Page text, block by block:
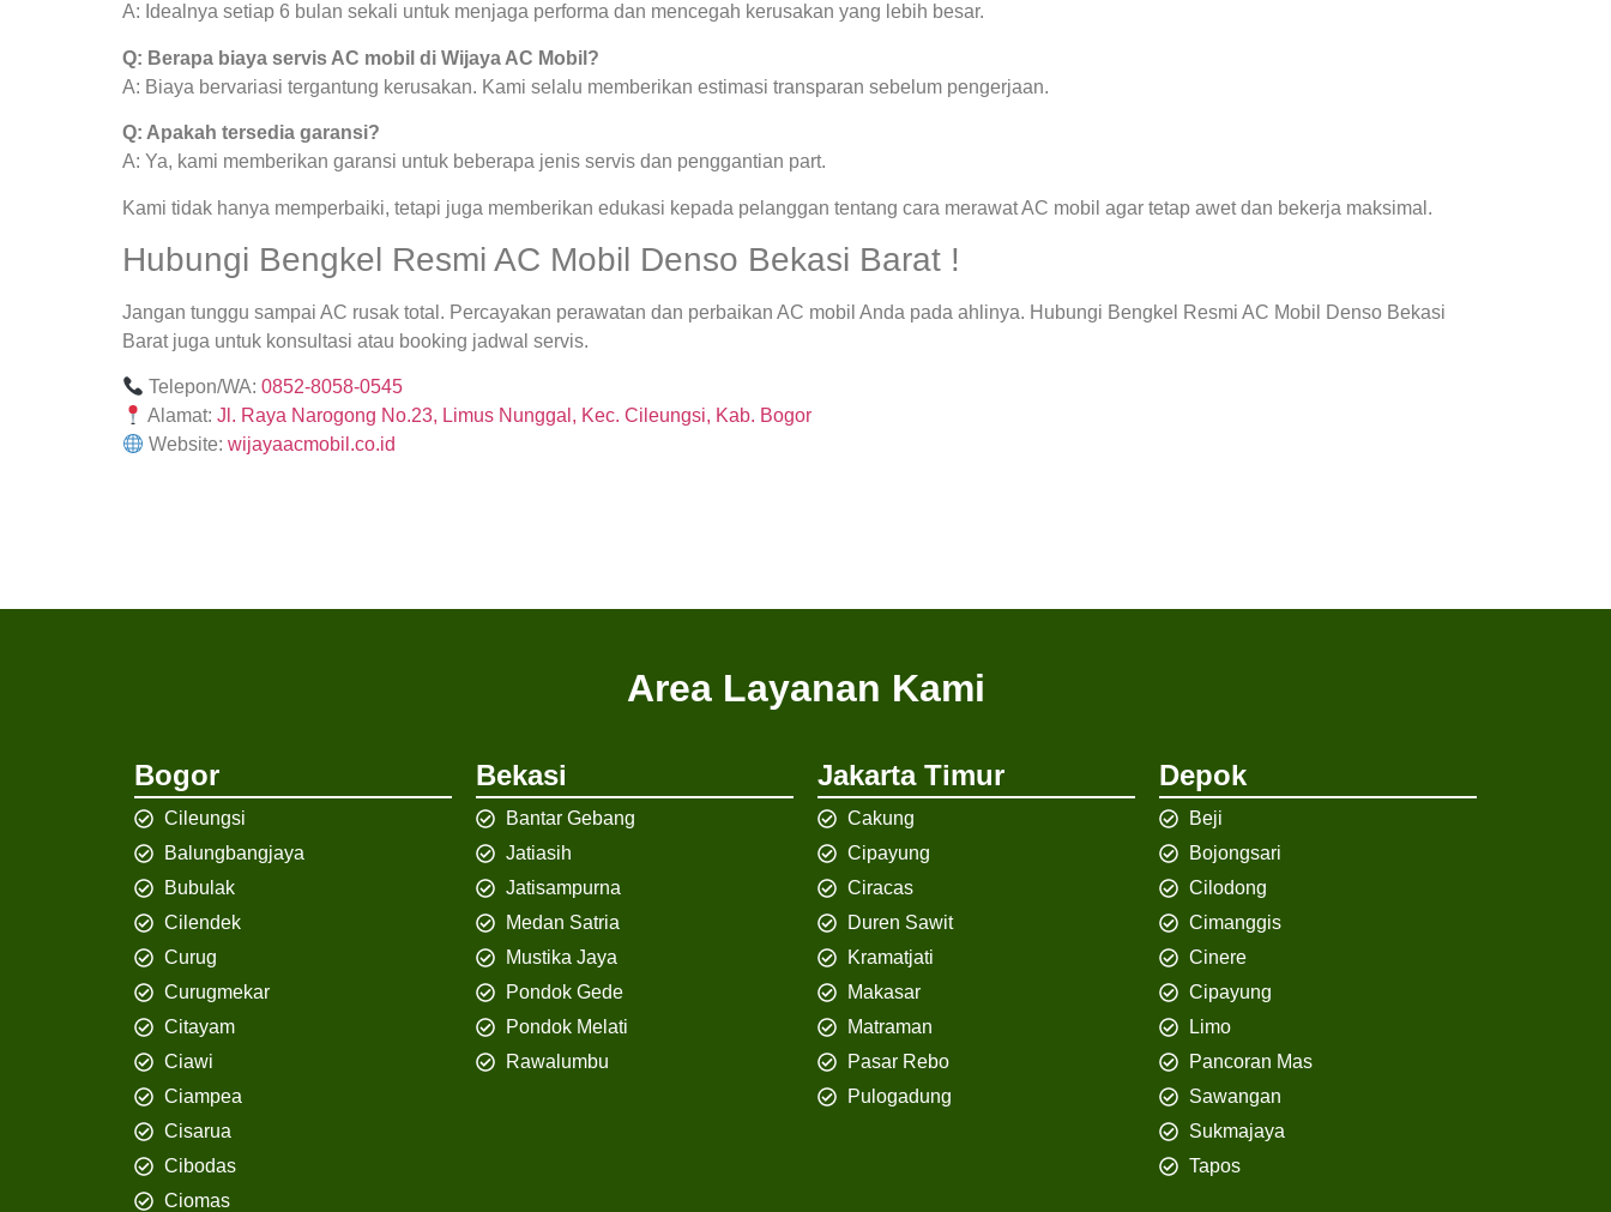
A: Idealnya setiap 6 bulan sekali untuk menjaga performa dan mencegah kerusakan yang lebih besar.
Q: Berapa biaya servis AC mobil di Wijaya AC Mobil?
A: Biaya bervariasi tergantung kerusakan. Kami selalu memberikan estimasi transparan sebelum pengerjaan.
Q: Apakah tersedia garansi?
A: Ya, kami memberikan garansi untuk beberapa jenis servis dan penggantian part.
Kami tidak hanya memperbaiki, tetapi juga memberikan edukasi kepada pelanggan tentang cara merawat AC mobil agar tetap awet dan bekerja maksimal.
Hubungi Bengkel Resmi AC Mobil Denso Bekasi Barat !
Jangan tunggu sampai AC rusak total. Percayakan perawatan dan perbaikan AC mobil Anda pada ahlinya. Hubungi Bengkel Resmi AC Mobil Denso Bekasi
Barat juga untuk konsultasi atau booking jadwal servis.
Telepon/WA:0852-8058-0545
Alamat:Jl. Raya Narogong No.23, Limus Nunggal, Kec. Cileungsi, Kab. Bogor
Website:wijayaacmobil.co.id
Area Layanan Kami
Bogor
Cileungsi
Balungbangjaya
Bubulak
Cilendek
Curug
Curugmekar
Citayam
Ciawi
Ciampea
Cisarua
Cibodas
Ciomas
Bekasi
Bantar Gebang
Jatiasih
Jatisampurna
Medan Satria
Mustika Jaya
Pondok Gede
Pondok Melati
Rawalumbu
Jakarta Timur
Cakung
Cipayung
Ciracas
Duren Sawit
Kramatjati
Makasar
Matraman
Pasar Rebo
Pulogadung
Depok
Beji
Bojongsari
Cilodong
Cimanggis
Cinere
Cipayung
Limo
Pancoran Mas
Sawangan
Sukmajaya
Tapos